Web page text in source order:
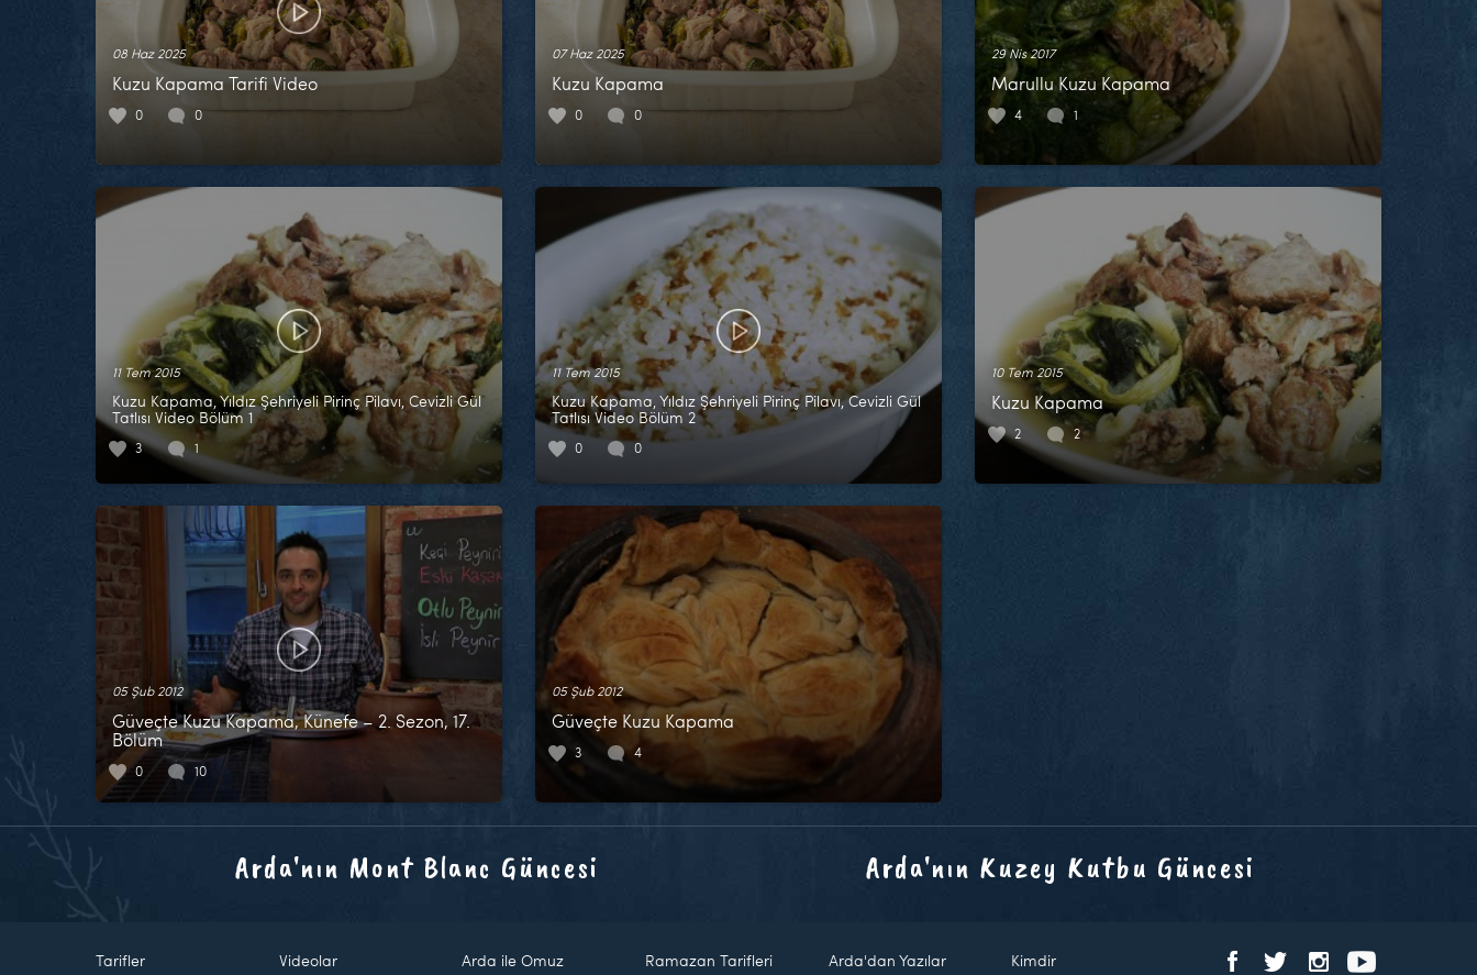
08 Haz 2025
Kuzu Kapama Tarifi Video
0 0
07 Haz 2025
Kuzu Kapama
0 0
29 Nis 2017
Marullu Kuzu Kapama
4 1
11 Tem 2015
Kuzu Kapama, Yıldız Şehriyeli Pirinç Pilavı, Cevizli Gül
Tatlısı Video Bölüm 1
3 1
11 Tem 2015
Kuzu Kapama, Yıldız Şehriyeli Pirinç Pilavı, Cevizli Gül
Tatlısı Video Bölüm 2
0 0
10 Tem 2015
Kuzu Kapama
2 2
05 Şub 2012
Güveçte Kuzu Kapama, Künefe – 2. Sezon, 17.
Bölüm
0 10
05 Şub 2012
Güveçte Kuzu Kapama
3 4
Arda'nın Mont Blanc Güncesi Arda'nın Kuzey Kutbu Güncesi
Tarifler Videolar
Arda ile Omuz
Ramazan Tarifleri Arda'dan Yazılar Kimdir